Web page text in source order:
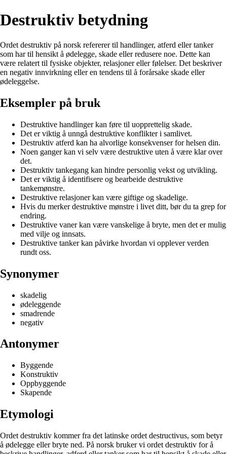
Destruktiv betydning
Ordet destruktiv på norsk refererer til handlinger, atferd eller tanker
som har til hensikt å ødelegge, skade eller redusere noe. Dette kan
være relatert til fysiske objekter, relasjoner eller følelser. Det beskriver
en negativ innvirkning eller en tendens til å forårsake skade eller
ødeleggelse.
Eksempler på bruk
Destruktive handlinger kan føre til uopprettelig skade.
Det er viktig å unngå destruktive konflikter i samlivet.
Destruktiv atferd kan ha alvorlige konsekvenser for helsen din.
Noen ganger kan vi selv være destruktive uten å være klar over
det.
Destruktiv tankegang kan hindre personlig vekst og utvikling.
Det er viktig å identifisere og bearbeide destruktive
tankemønstre.
Destruktive relasjoner kan være giftige og skadelige.
Hvis du merker destruktive mønstre i livet ditt, bør du ta grep for
endring.
Destruktive vaner kan være vanskelige å bryte, men det er mulig
med vilje og innsats.
Destruktive tanker kan påvirke hvordan vi opplever verden
rundt oss.
Synonymer
skadelig
ødeleggende
smadrende
negativ
Antonymer
Byggende
Konstruktiv
Oppbyggende
Skapende
Etymologi
Ordet destruktiv kommer fra det latinske ordet destructivus, som betyr
å ødelegge eller bryte ned. På norsk bruker vi ordet destruktiv for å